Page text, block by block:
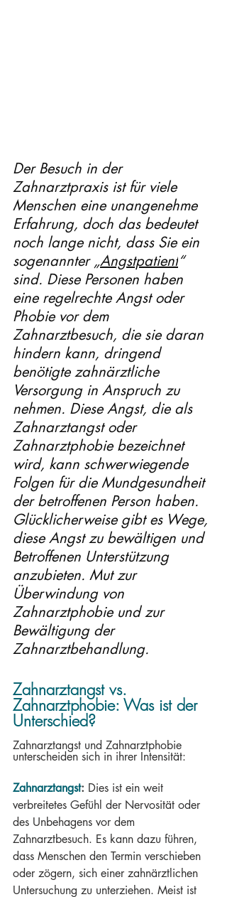
Der Besuch in der
Zahnarztpraxis ist für viele
Menschen eine unangenehme
Erfahrung, doch das bedeutet
noch lange nicht, dass Sie ein
sogenannter „Angstpatient“
sind. Diese Personen haben
eine regelrechte Angst oder
Phobie vor dem
Zahnarztbesuch, die sie daran
hindern kann, dringend
benötigte zahnärztliche
Versorgung in Anspruch zu
nehmen. Diese Angst, die als
Zahnarztangst oder
Zahnarztphobie bezeichnet
wird, kann schwerwiegende
Folgen für die Mundgesundheit
der betroffenen Person haben.
Glücklicherweise gibt es Wege,
diese Angst zu bewältigen und
Betroffenen Unterstützung
anzubieten. Mut zur
Überwindung von
Zahnarztphobie und zur
Bewältigung der
Zahnarztbehandlung.
Zahnarztangst vs.
Zahnarztphobie: Was ist der
Unterschied?
Zahnarztangst und Zahnarztphobie
unterscheiden sich in ihrer Intensität:
Zahnarztangst: Dies ist ein weit
verbreitetes Gefühl der Nervosität oder
des Unbehagens vor dem
Zahnarztbesuch. Es kann dazu führen,
dass Menschen den Termin verschieben
oder zögern, sich einer zahnärztlichen
Untersuchung zu unterziehen. Meist ist